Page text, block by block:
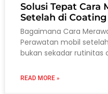
Solusi Tepat Cara
Setelah di Coating
Bagaimana Cara
Perawatan mobil
bukan sekadar rutinitas
READ MORE »